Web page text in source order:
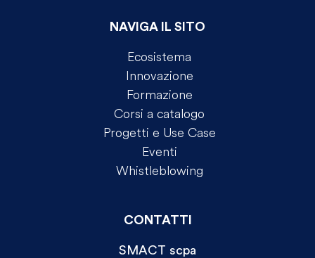
NAVIGA IL SITO
Ecosistema
Innovazione
Formazione
Corsi a catalogo
Progetti e Use Case
Eventi
Whistleblowing
CONTATTI
SMACT scpa